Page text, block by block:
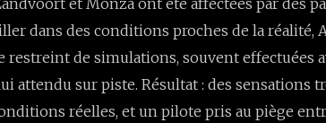
et Monza ont été affectées par des
dans des conditions proches de la réalité,
de simulations, souvent effectuées
attendu sur piste. Résultat : des sensations
réelles, et un pilote pris au piège